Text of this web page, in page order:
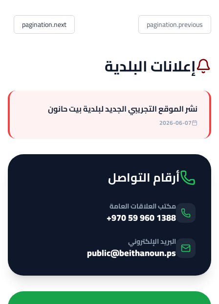
pagination.previous
pagination.next
إعلانات البلدية
نشر الموقع التجريبي الجديد لبلدية بيت حانون
2026-06-07
أرقام التواصل
مكتب العلاقات العامة
+970 59 960 1388
البريد الإلكتروني
public@beithanoun.ps